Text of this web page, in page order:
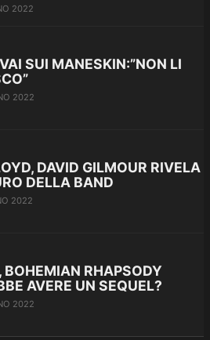
2022
SUI MANESKIN:”NON LI
2022
DAVID GILMOUR RIVELA
DELLA BAND
2022
BOHEMIAN RHAPSODY
AVERE UN SEQUEL?
2022